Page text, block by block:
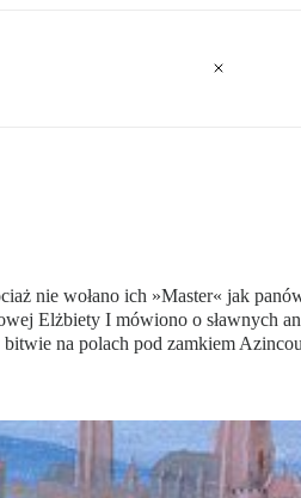
nie wołano ich »Master« jak
Elżbiety I mówiono o
na polach pod zamkiem